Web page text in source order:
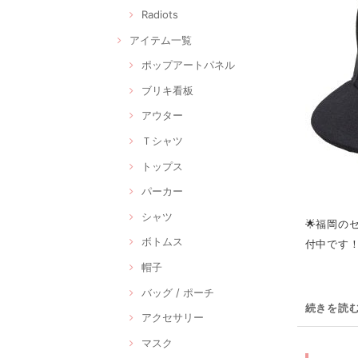
Radiots
アイテム一覧
ポップアートパネル
ブリキ看板
アウター
Ｔシャツ
トップス
パーカー
シャツ
ボトムス
帽子
バッグ / ポーチ
アクセサリー
マスク
🌟福岡の
付中です
続きを読